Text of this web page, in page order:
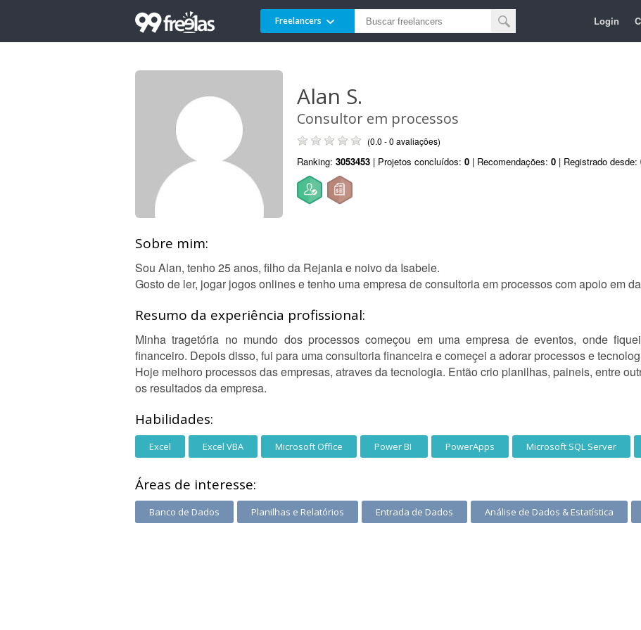
Freelancers Login
Alan S.
Consultor em processos
(0.0 - 0 avaliações)
Ranking: 3053453 | Projetos concluídos: 0 | Recomendações: 0 | Registrado desde:
Sobre mim:
Sou Alan, tenho 25 anos, filho da Rejania e noivo da Isabele.
Gosto de ler, jogar jogos onlines e tenho uma empresa de consultoria em processos com apoio em
Resumo da experiência profissional:
Minha tragetória no mundo dos processos começou em uma empresa de eventos, onde
financeiro. Depois disso, fui para uma consultoria financeira e começei a adorar processos e
Hoje melhoro processos das empresas, atraves da tecnologia. Então crio planilhas, paineis, entre
os resultados da empresa.
Habilidades:
Excel Excel VBA Microsoft Office Power BI PowerApps Microsoft SQL Server
Áreas de interesse:
Banco de Dados Planilhas e Relatórios Entrada de Dados Análise de Dados & Estatística